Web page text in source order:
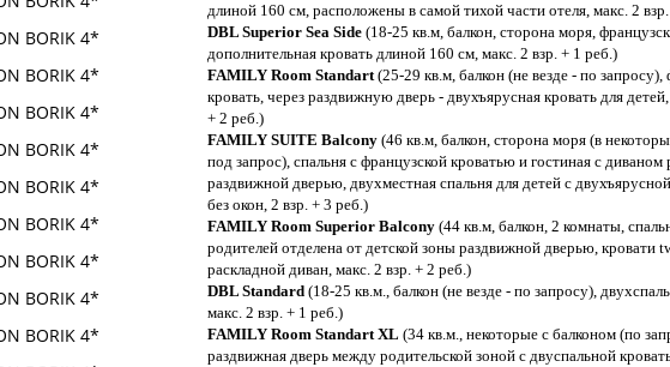
длиной 160 см, расположены в самой тихой части отеля, макс. 2
DBL Superior Sea Side (18-25 кв.м, балкон, сторона моря,
дополнительная кровать длиной 160 см, макс. 2 взр. + 1 реб.)
FAMILY Room Standart(25-29 кв.м, балкон (не везде - по запросу),
кровать, через раздвижную дверь - двухъярусная кровать для
+ 2 реб.)
FAMILY SUITE Balcony (46 кв.м, балкон, сторона моря (в
под запрос), спальня с французской кроватью и гостиная с диваном
раздвижной дверью, двухместная спальня для детей c
без окон, 2 взр. + 3 реб.)
FAMILY Room Superior Balcony (44 кв.м, балкон, 2 комнаты,
родителей отделена от детской зоны раздвижной дверью, кровати
раскладной диван, макс. 2 взр. + 2 реб.)
DBL Standard (18-25 кв.м., балкон (не везде - по запросу),
макс. 2 взр. + 1 реб.)
FAMILY Room Standart XL (34 кв.м., некоторые с балконом (по
раздвижная дверь между родительской зоной с двуспальной